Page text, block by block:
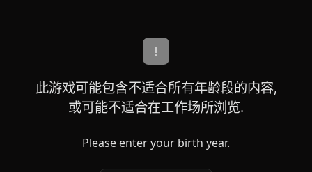
!
此游戏可能包含不适合所有年龄段的内容,
或可能不适合在工作场所浏览.
Please enter your birth year.